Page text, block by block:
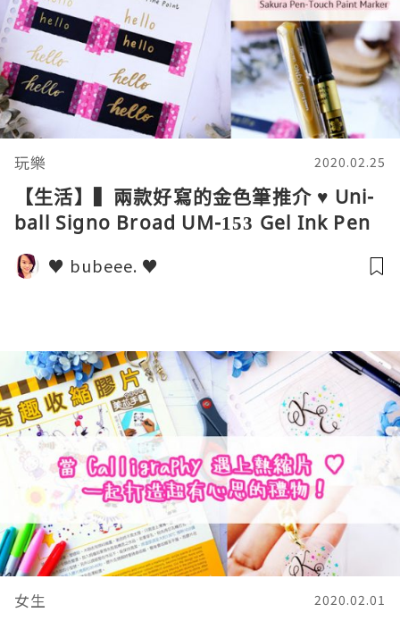
玩樂 2020.02.25
【生活】▍兩款好寫的金色筆推介 ♥ Uni-
ball Signo Broad UM-153 Gel Ink Pen
& Sakura Pen-Touch Paint Marker ▍
♥ bubeee. ♥
女生 2020.02.01